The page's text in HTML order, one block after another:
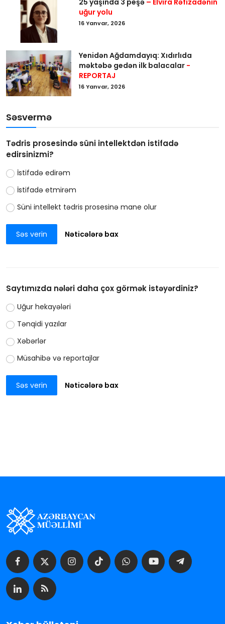
uğur yolu
16 Yanvar, 2026
Yenidən Ağdamdayıq: Xıdırlıda
məktəbə gedən ilk balacalar -
REPORTAJ
16 Yanvar, 2026
Səsvermə
Tədris prosesində süni intellektdən istifadə
edirsinizmi?
İstifadə edirəm
İstifadə etmirəm
Süni intellekt tədris prosesinə mane olur
Səs verin Nəticələrə bax
Saytımızda nələri daha çox görmək istəyərdiniz?
Uğur hekayələri
Tənqidi yazılar
Xəbərlər
Müsahibə və reportajlar
Səs verin Nəticələrə bax